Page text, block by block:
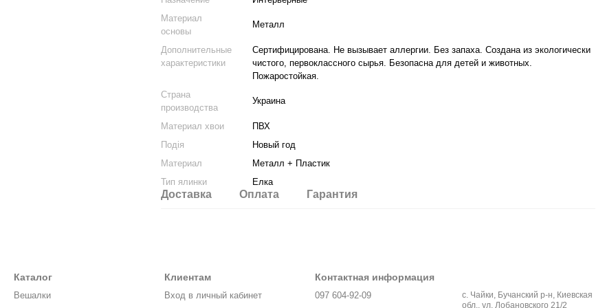
Материал
основы
Металл
Дополнительные
характеристики
Сертифицирована. Не вызывает аллергии. Без запаха. Создана из экологически
чистого, первоклассного сырья. Безопасна для детей и животных.
Пожаростойкая.
Страна
производства
Украина
Материал хвои
ПВХ
Подія
Новый год
Материал
Металл + Пластик
Тип ялинки
Елка
Доставка Оплата Гарантия
Каталог
Вешалки
Клиентам
Вход в личный кабинет
Контактная информация
097 604-92-09
с. Чайки, Бучанский р-н, Киевская
обл., ул. Лобановского 21/2